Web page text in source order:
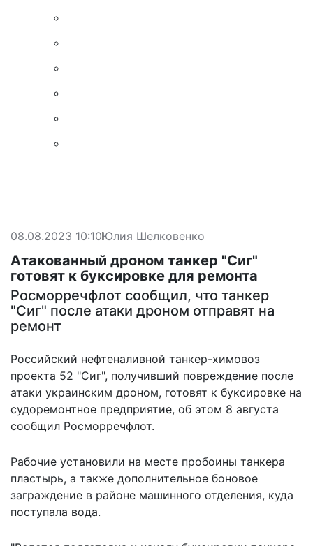
08.08.2023 10:10Юлия Шелковенко
Атакованный дроном танкер "Сиг"
готовят к буксировке для ремонта
Росморречфлот сообщил, что танкер
"Сиг" после атаки дроном отправят на
ремонт
Российский нефтеналивной танкер-химовоз
проекта 52 "Сиг", получивший повреждение после
атаки украинским дроном, готовят к буксировке на
судоремонтное предприятие, об этом 8 августа
сообщил Росморречфлот.
Рабочие установили на месте пробоины танкера
пластырь, а также дополнительное боновое
заграждение в районе машинного отделения, куда
поступала вода.